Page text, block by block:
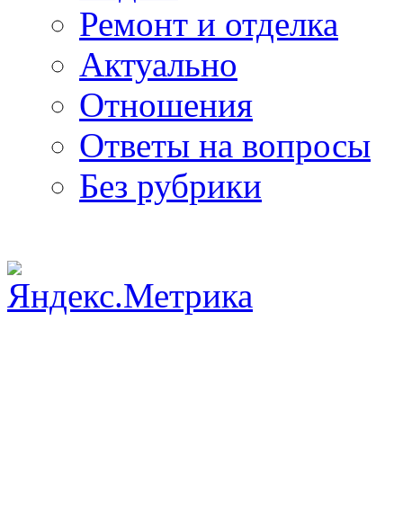
Ремонт и отделка
Актуально
Отношения
Ответы на вопросы
Без рубрики